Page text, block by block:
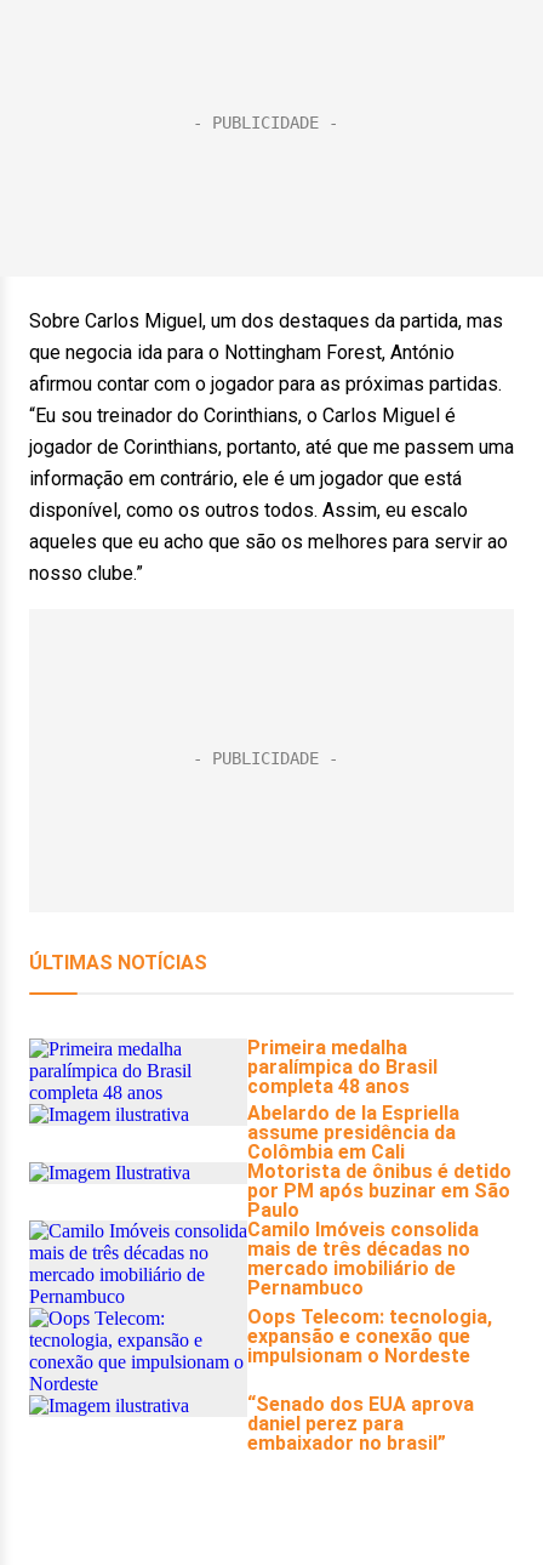
Sobre Carlos Miguel, um dos destaques da partida, mas
que negocia ida para o Nottingham Forest, António
afirmou contar com o jogador para as próximas partidas.
“Eu sou treinador do Corinthians, o Carlos Miguel é
jogador de Corinthians, portanto, até que me passem uma
informação em contrário, ele é um jogador que está
disponível, como os outros todos. Assim, eu escalo
aqueles que eu acho que são os melhores para servir ao
nosso clube.”